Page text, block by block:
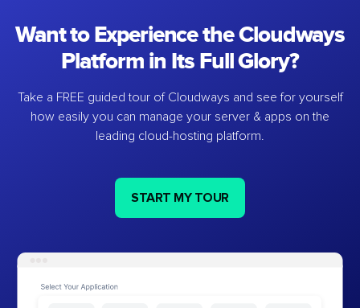
Want to Experience the Cloudways
Platform in Its Full Glory?
Take a FREE guided tour of Cloudways and see for yourself
how easily you can manage your server & apps on the
leading cloud-hosting platform.
START MY TOUR